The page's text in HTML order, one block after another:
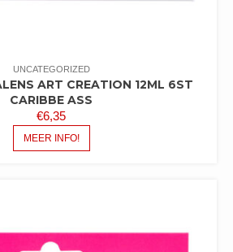
UNCATEGORIZED
ART CREATION 12ML 6ST
CARIBBE ASS
€6,35
MEER INFO!